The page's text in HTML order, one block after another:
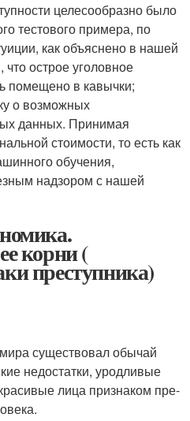
целесообразно было
тестового примера, по
как объяснено в нашей
острое уголовное
помещено в кавычки;
о возможных
данных. Принимая
стоимости, то есть как
обучения,
надзором с нашей
корни (
преступ­ника)
существовал обычай
недостатки, уродливые
лица признаком пре­